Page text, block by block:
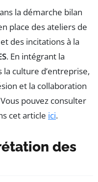
la démarche bilan
place des ateliers de
des incitations à la
. En intégrant la
culture d’entreprise,
et la collaboration
pouvez consulter
cet article ici.
des